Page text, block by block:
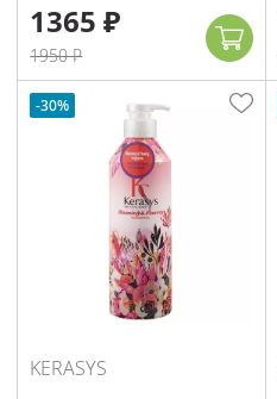
1365 ₽
1950 ₽
-30%
KERASYS